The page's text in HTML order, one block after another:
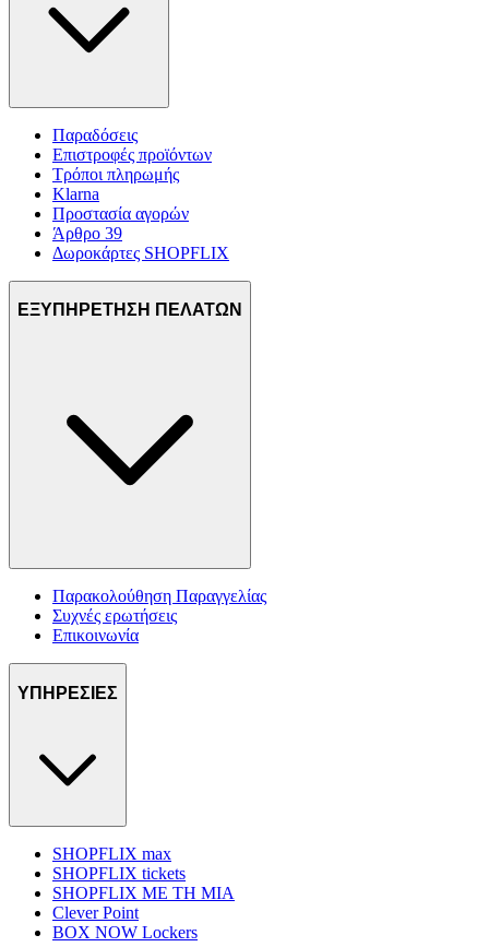
Παραδόσεις
Επιστροφές προϊόντων
Τρόποι πληρωμής
Klarna
Προστασία αγορών
Άρθρο 39
Δωροκάρτες SHOPFLIX
ΕΞΥΠΗΡΕΤΗΣΗ ΠΕΛΑΤΩΝ
Παρακολούθηση Παραγγελίας
Συχνές ερωτήσεις
Επικοινωνία
ΥΠΗΡΕΣΙΕΣ
SHOPFLIX max
SHOPFLIX tickets
SHOPFLIX ΜΕ ΤΗ ΜΙΑ
Clever Point
BOX NOW Lockers